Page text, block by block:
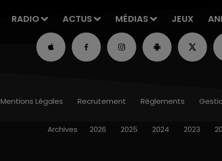
RADIO ACTUS MÉDIAS JEUX
Mentions Légales Recrutement Règlements
Archives 2026 2025 2024 2023